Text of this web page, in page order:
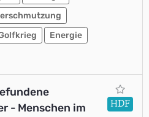
Energie
- Menschen im
HDF